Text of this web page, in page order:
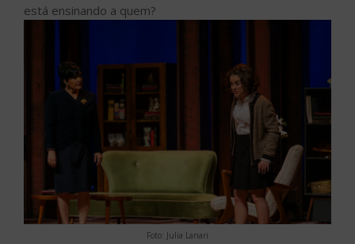
está ensinando a quem?
Foto: Julia Lanari